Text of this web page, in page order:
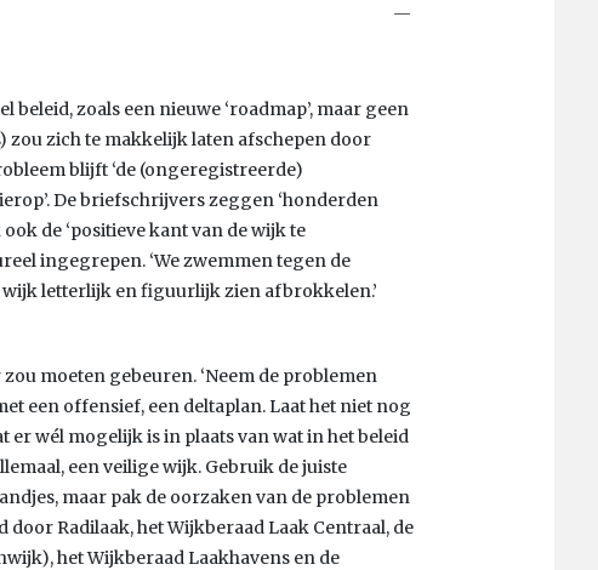
zoals een nieuwe ‘roadmap’, maar geen
zich te makkelijk laten afschepen door
blijft ‘de (ongeregistreerde)
De briefschrijvers zeggen ‘honderden
de ‘positieve kant van de wijk te
ingegrepen. ‘We zwemmen tegen de
letterlijk en figuurlijk zien afbrokkelen.’
moeten gebeuren. ‘Neem de problemen
een offensief, een deltaplan. Laat het niet nog
er wél mogelijk is in plaats van wat in het beleid
een veilige wijk. Gebruik de juiste
maar pak de oorzaken van de problemen
door Radilaak, het Wijkberaad Laak Centraal, de
het Wijkberaad Laakhavens en de